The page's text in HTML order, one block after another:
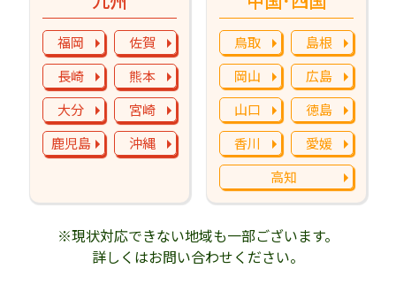
福岡
佐賀
長崎
熊本
大分
宮崎
鹿児島
沖縄
鳥取
島根
岡山
広島
山口
徳島
香川
愛媛
高知
※現状対応できない地域も一部ございます。
詳しくはお問い合わせください。